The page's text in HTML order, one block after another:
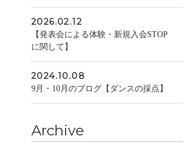
2026.02.12
【発表会による体験・新規入会STOP
に関して】
2024.10.08
9月・10月のブログ【ダンスの採点】
Archive